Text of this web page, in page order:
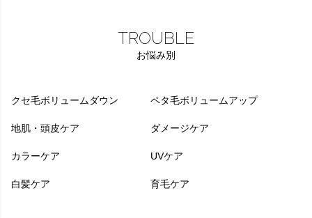
TROUBLE
お悩み別
クセ毛ボリュームダウン ペタ毛ボリュームアップ
地肌・頭皮ケア ダメージケア
カラーケア UVケア
白髪ケア 育毛ケア